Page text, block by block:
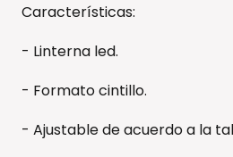
Características:
- Linterna led.
- Formato cintillo.
- Ajustable de acuerdo a la